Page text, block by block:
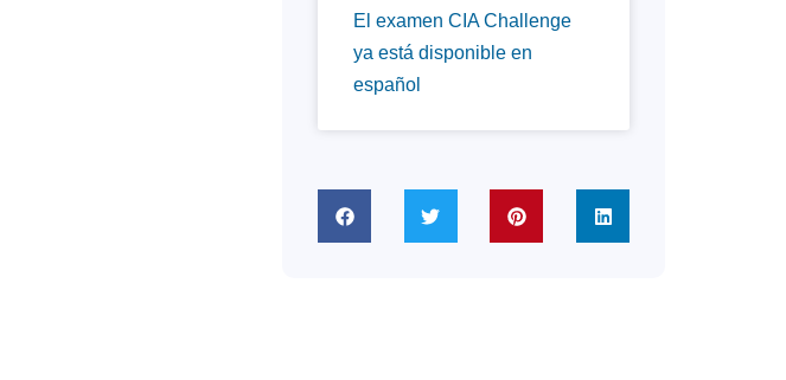
El examen CIA Challenge
ya está disponible en
español